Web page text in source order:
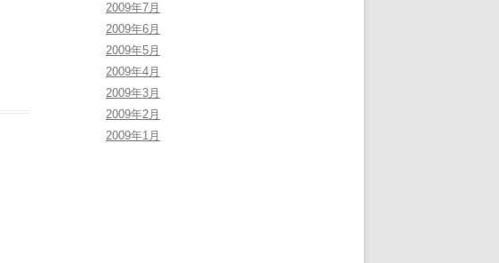
2009年7月
2009年6月
2009年5月
2009年4月
2009年3月
2009年2月
2009年1月